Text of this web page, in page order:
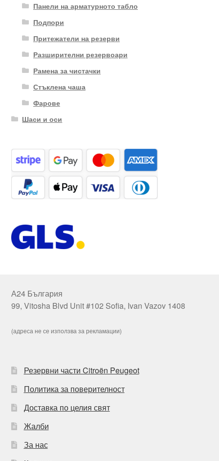
Панели на арматурното табло
Подпори
Притежатели на резерви
Разширителни резервоари
Рамена за чистачки
Стъклена чаша
Фарове
Шаси и оси
А24 България
99, Vitosha Blvd Unit #102 Sofia, Ivan Vazov 1408
(адреса не се използва за рекламации)
Резервни части Citroën Peugeot
Политика за поверителност
Доставка по целия свят
Жалби
За нас